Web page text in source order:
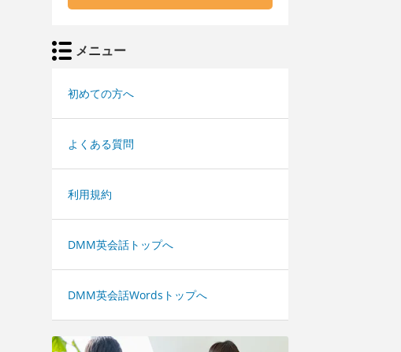
メニュー
初めての方へ
よくある質問
利用規約
DMM英会話トップへ
DMM英会話Wordsトップへ